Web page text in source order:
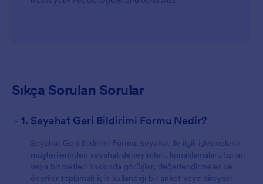
Sıkça Sorulan Sorular
- 1. Seyahat Geri Bildirimi Formu Nedir?
Seyahat Geri Bildirimi Formu, seyahat ile ilgili işletmelerin
müşterilerinden seyahat deneyimleri, konaklamaları, turları
veya hizmetleri hakkında görüşler, değerlendirmeler ve
öneriler toplamak için kullandığı bir anket veya bireysel